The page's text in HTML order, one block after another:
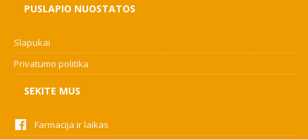
PUSLAPIO NUOSTATOS
Slapukai
Privatumo politika
SEKITE MUS
Farmacija ir laikas